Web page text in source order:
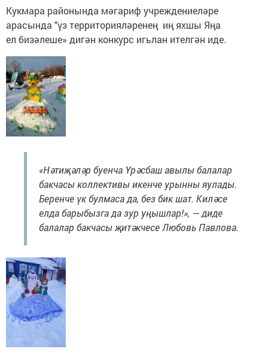
Кукмара районында мәгариф учреждениеләре
арасында "үз территорияләренең иң яхшы Яңа
ел бизәлеше» дигән конкурс игьлан ителгән иде.
«Нәтиҗәләр буенча Үрәсбаш авылы балалар
бакчасы коллективы икенче урынны яулады.
Беренче үк булмаса да, без бик шат. Киләсе
елда барыбызга да зур уңышлар!», — диде
балалар бакчасы җитәкчесе Любовь Павлова.